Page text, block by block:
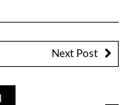
Next Post